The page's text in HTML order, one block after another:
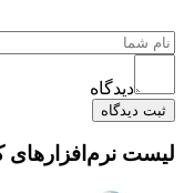
دیدگاه
ثبت دیدگاه
لیست نرم‌افزارهای